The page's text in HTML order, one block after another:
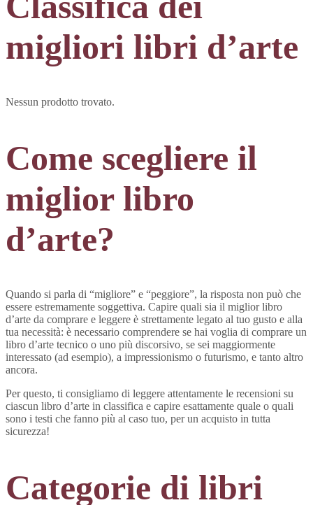
migliori libri d’arte
Nessun prodotto trovato.
Come scegliere il
miglior libro
d’arte?
Quando si parla di “migliore” e “peggiore”, la risposta non può che
essere estremamente soggettiva. Capire quali sia il miglior libro
d’arte da comprare e leggere è strettamente legato al tuo gusto e alla
tua necessità: è necessario comprendere se hai voglia di comprare un
libro d’arte tecnico o uno più discorsivo, se sei maggiormente
interessato (ad esempio), a impressionismo o futurismo, e tanto altro
ancora.
Per questo, ti consigliamo di leggere attentamente le recensioni su
ciascun libro d’arte in classifica e capire esattamente quale o quali
sono i testi che fanno più al caso tuo, per un acquisto in tutta
sicurezza!
Categorie di libri